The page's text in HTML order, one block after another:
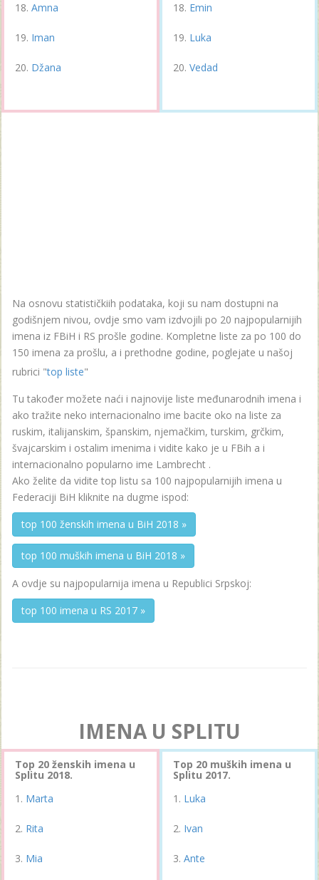
Amna
Iman
Džana
Emin
Luka
Vedad
Na osnovu statističkiih podataka, koji su nam dostupni na
godišnjem nivou, ovdje smo vam izdvojili po 20 najpopularnijih
imena iz FBiH i RS prošle godine. Kompletne liste za po 100 do
150 imena za prošlu, a i prethodne godine, poglejate u našoj
rubrici "top liste"
Tu također možete naći i najnovije liste međunarodnih imena i
ako tražite neko internacionalno ime bacite oko na liste za
ruskim, italijanskim, španskim, njemačkim, turskim, grčkim,
švajcarskim i ostalim imenima i vidite kako je u FBih a i
internacionalno popularno ime Lambrecht .
Ako želite da vidite top listu sa 100 najpopularnijih imena u
Federaciji BiH kliknite na dugme ispod:
top 100 ženskih imena u BiH 2018 »
top 100 muških imena u BiH 2018 »
A ovdje su najpopularnija imena u Republici Srpskoj:
top 100 imena u RS 2017 »
IMENA U SPLITU
Top 20 ženskih imena u
Splitu 2018.
Marta
Rita
Mia
Top 20 muških imena u
Splitu 2017.
Luka
Ivan
Ante